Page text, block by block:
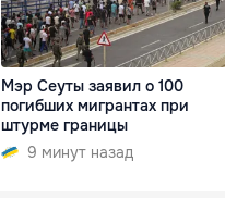
Мэр Сеуты заявил о 100
погибших мигрантах при
штурме границы
9 минут назад